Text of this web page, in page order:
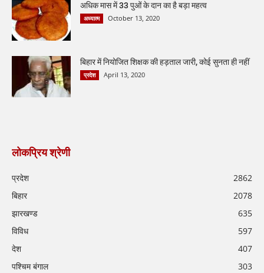
अधिक मास में 33 पुओं के दान का है बड़ा महत्व
अध्यात्म October 13, 2020
बिहार में नियोजित शिक्षक की हड़ताल जारी, कोई सुनता ही नहीं
प्रदेश April 13, 2020
लोकप्रिय श्रेणी
प्रदेश
2862
बिहार
2078
झारखण्ड
635
विविध
597
देश
407
पश्चिम बंगाल
303